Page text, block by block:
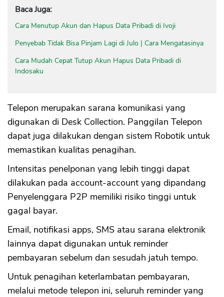
Baca Juga:
Cara Menutup Akun dan Hapus Data Pribadi di Ivoji
Penyebab Tidak Bisa Pinjam Lagi di Julo | Cara Mengatasinya
Cara Mudah Cepat Tutup Akun Hapus Data Pribadi di
Indosaku
Telepon merupakan sarana komunikasi yang
digunakan di Desk Collection. Panggilan Telepon
dapat juga dilakukan dengan sistem Robotik untuk
memastikan kualitas penagihan.
Intensitas penelponan yang lebih tinggi dapat
dilakukan pada account-account yang dipandang
Penyelenggara P2P memiliki risiko tinggi untuk
gagal bayar.
Email, notifikasi apps, SMS atau sarana elektronik
lainnya dapat digunakan untuk reminder
pembayaran sebelum dan sesudah jatuh tempo.
Untuk penagihan keterlambatan pembayaran,
melalui metode telepon ini, seluruh reminder yang